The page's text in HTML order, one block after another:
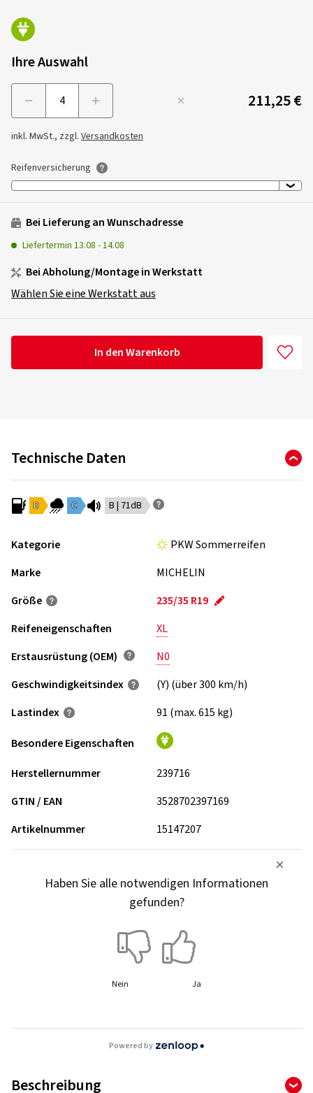
Ihre Auswahl
211,25 €
inkl. MwSt., zzgl. Versandkosten
Reifenversicherung
Bei Lieferung an Wunschadresse
Liefertermin 13.08 -14.08
Bei Abholung/Montage in Werkstatt
Wählen Sie eine Werkstatt aus
In den Warenkorb
Technische Daten
D C B | 71dB
Kategorie
PKW Sommerreifen
Marke
MICHELIN
Größe
235/35 R19
Reifeneigenschaften
XL
Erstausrüstung (OEM)
N0
Geschwindigkeits­index
(Y) (über 300 km/h)
Lastindex
91 (max. 615 kg)
Besondere Eigenschaften
Herstellernummer
239716
GTIN / EAN
3528702397169
Artikelnummer
15147207
Haben Sie alle notwendigen Informationen
gefunden?
Nein Ja
Powered by
Beschreibung